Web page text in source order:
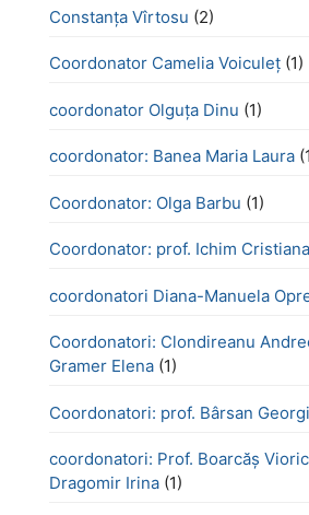
Constanța Vîrtosu (2)
Coordonator Camelia Voiculeț (1)
coordonator Olguța Dinu (1)
coordonator: Banea Maria Laura
Coordonator: Olga Barbu (1)
Coordonator: prof. Ichim
coordonatori Diana-Manuela
Coordonatori: Clondireanu
Gramer Elena (1)
Coordonatori: prof. Bârsan
coordonatori: Prof. Boarcăș
Dragomir Irina (1)